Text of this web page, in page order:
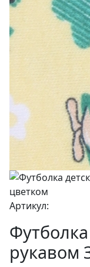
Артикул:
рукавом